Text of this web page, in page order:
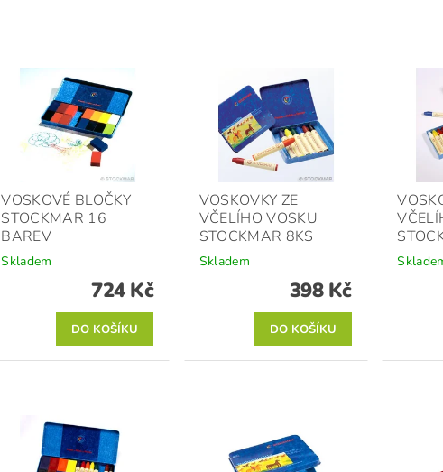
VOSKOVÉ BLOČKY
STOCKMAR 16
BAREV
Skladem
724 Kč
VOSKOVKY ZE
VČELÍHO VOSKU
STOCKMAR 8KS
Skladem
398 Kč